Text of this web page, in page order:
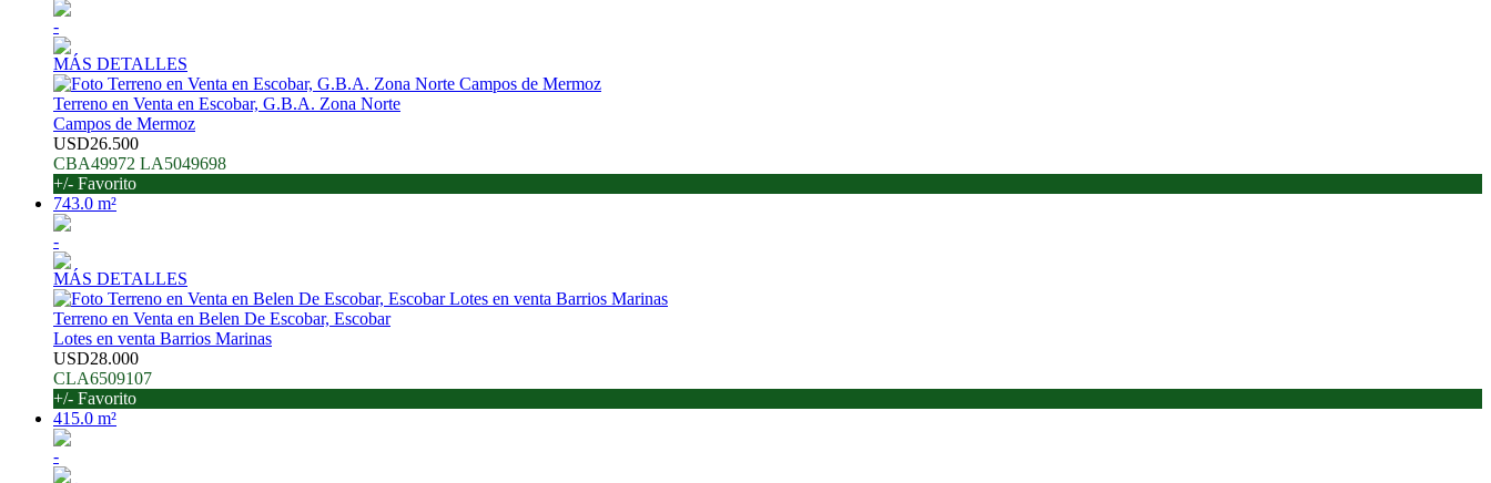
-
MÁS DETALLES
Terreno en Venta en Escobar, G.B.A. Zona Norte
Campos de Mermoz
USD26.500
CBA49972 LA5049698
+/- Favorito
743.0 m²
-
MÁS DETALLES
Terreno en Venta en Belen De Escobar, Escobar
Lotes en venta Barrios Marinas
USD28.000
CLA6509107
+/- Favorito
415.0 m²
-